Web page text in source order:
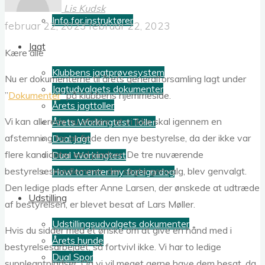
Info for instruktører
Jagt
Klubbens jagtprøvesystem
Jagtudvalgets dokumenter
Årets jagttoller
Årets Workingtest Toller
Dual Jagt
Dual Workingtest
How to enter my foreign dog
Udstilling
Udstillingsudvalgets dokumenter
Årets hunde
Dual Spor
Lis Kudsk
februar 22, 2023februar 22, 2023
Kære alle
Nu er dokumenterne til årets generalforsamling lagt under
”Dokumenter” på klubbens hjemmeside.
Vi kan allerede nu afsløre, at vi ikke skal igennem en
afstemning for at finde den nye bestyrelse, da der ikke var
flere kandidater end pladser. De tre nuværende
bestyrelsesmedlemmer, der søgte genvalg, blev genvalgt.
Den ledige plads efter Anne Larsen, der ønskede at udtræde
af bestyrelsen, er blevet besat af Lars Møller.
Hvis du sidder med et ønske om at give en hånd med i
bestyrelsesarbejdet, så fortvivl ikke. Vi har to ledige